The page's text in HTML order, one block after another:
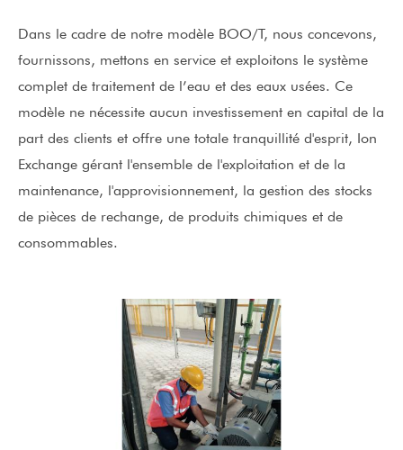
Dans le cadre de notre modèle BOO/T, nous concevons,
fournissons, mettons en service et exploitons le système
complet de traitement de l’eau et des eaux usées. Ce
modèle ne nécessite aucun investissement en capital de la
part des clients et offre une totale tranquillité d'esprit, Ion
Exchange gérant l'ensemble de l'exploitation et de la
maintenance, l'approvisionnement, la gestion des stocks
de pièces de rechange, de produits chimiques et de
consommables.